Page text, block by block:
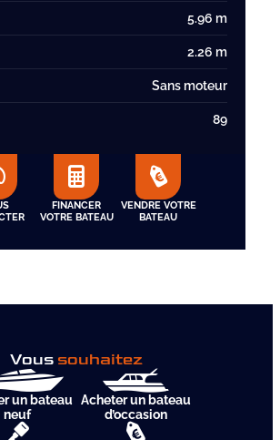
5.96 m
2.26 m
Sans moteur
89
FINANCER
VOTRE BATEAU
VENDRE VOTRE
BATEAU
Vous souhaitez
un bateau
neuf
Acheter un bateau
d’occasion